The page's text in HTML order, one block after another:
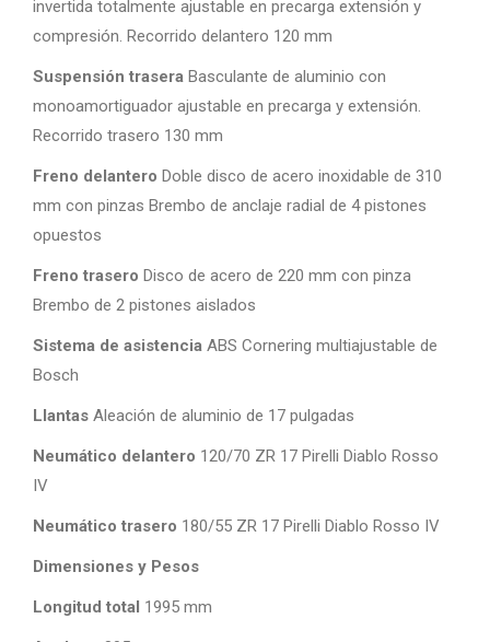
invertida totalmente ajustable en precarga extensión y
compresión. Recorrido delantero 120 mm
Suspensión trasera Basculante de aluminio con
monoamortiguador ajustable en precarga y extensión.
Recorrido trasero 130 mm
Freno delantero Doble disco de acero inoxidable de 310
mm con pinzas Brembo de anclaje radial de 4 pistones
opuestos
Freno trasero Disco de acero de 220 mm con pinza
Brembo de 2 pistones aislados
Sistema de asistencia ABS Cornering multiajustable de
Bosch
Llantas Aleación de aluminio de 17 pulgadas
Neumático delantero 120/70 ZR 17 Pirelli Diablo Rosso
IV
Neumático trasero 180/55 ZR 17 Pirelli Diablo Rosso IV
Dimensiones y Pesos
Longitud total 1995 mm